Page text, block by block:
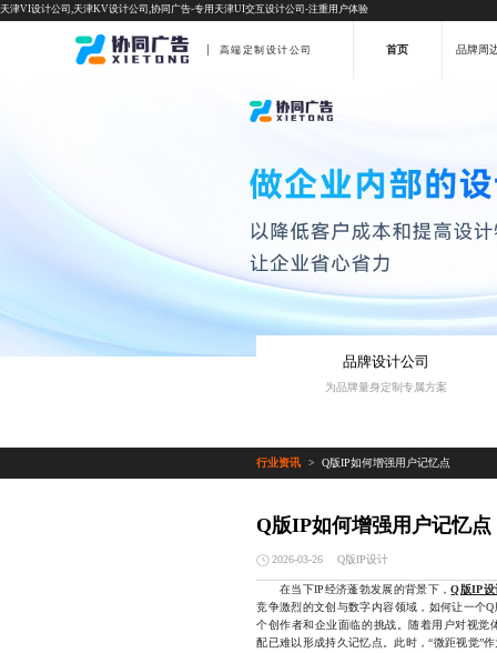
天津VI设计公司,天津KV设计公司,协同广告-专用天津UI交互设计公司-注重用户体验
高端定制设计公司 首页 品牌周
品牌设计公司
为品牌量身定制专属方案
行业资讯 > Q版IP如何增强用户记忆点
Q版IP如何增强用户记忆点
2026-03-26 Q版IP设计
在当下IP经济蓬勃发展的背景下，Q版IP设
竞争激烈的文创与数字内容领域，如何让一个
个创作者和企业面临的挑战。随着用户对视
配已难以形成持久记忆点。此时，“微距视觉